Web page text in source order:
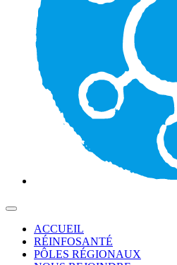
ACCUEIL
RÉINFOSANTÉ
PÔLES RÉGIONAUX